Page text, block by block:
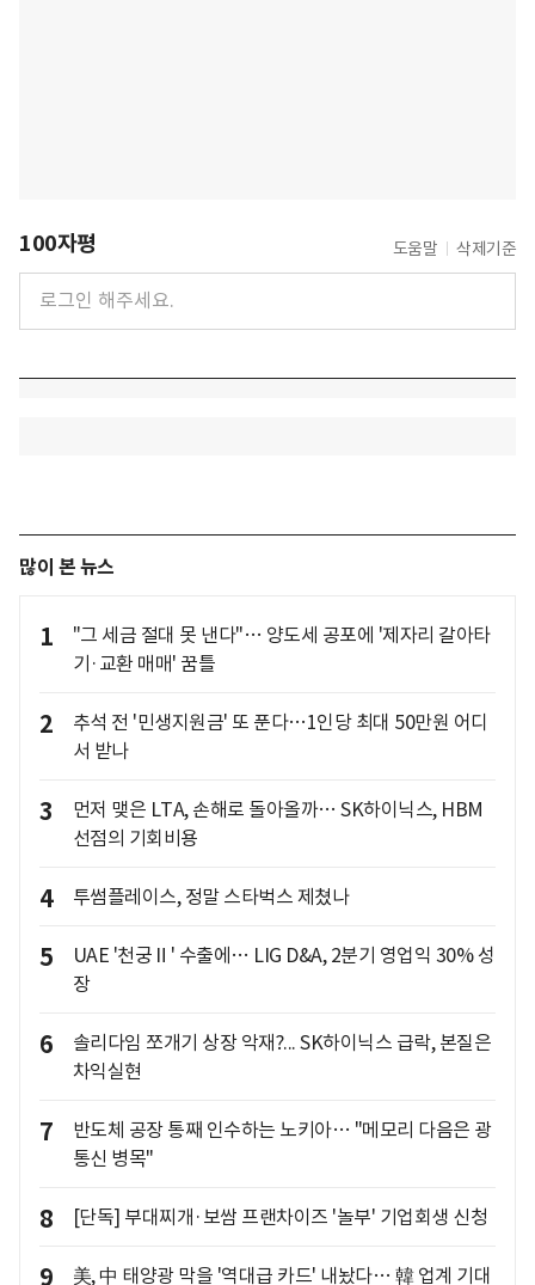
100자평 도움말 삭제기준
많이 본 뉴스
1
"그 세금 절대 못 낸다"… 양도세 공포에 '제자리 갈아타
기·교환 매매' 꿈틀
2
추석 전 '민생지원금' 또 푼다…1인당 최대 50만원 어디
서 받나
3
먼저 맺은 LTA, 손해로 돌아올까… SK하이닉스, HBM
선점의 기회비용
4 투썸플레이스, 정말 스타벅스 제쳤나
5
UAE '천궁Ⅱ' 수출에… LIG D&A, 2분기 영업익 30% 성
장
6
솔리다임 쪼개기 상장 악재?... SK하이닉스 급락, 본질은
차익실현
7
반도체 공장 통째 인수하는 노키아… "메모리 다음은 광
통신 병목"
8 [단독] 부대찌개·보쌈 프랜차이즈 '놀부' 기업회생 신청
9 美, 中 태양광 막을 '역대급 카드' 내놨다… 韓 업계 기대